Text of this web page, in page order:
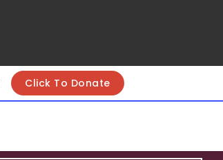
Click To Donate